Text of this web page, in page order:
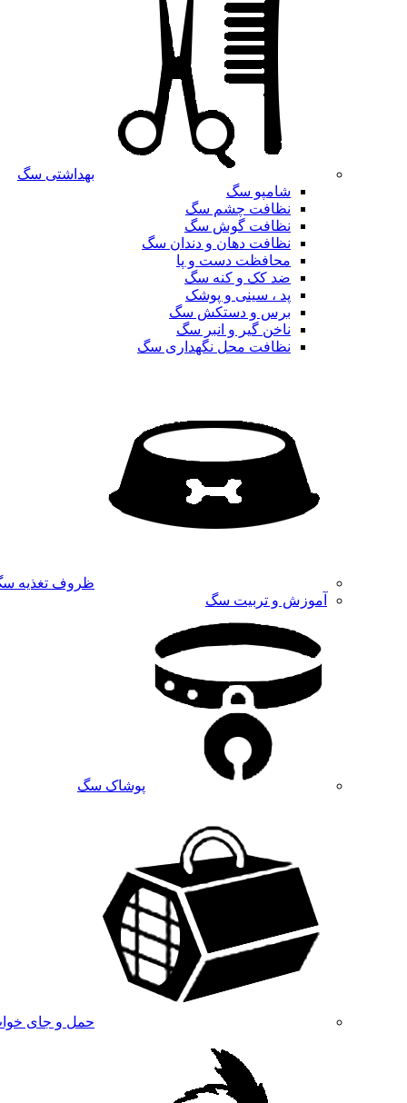
بهداشتی سگ
شامپو سگ
نظافت چشم سگ
نظافت گوش سگ
نظافت دهان و دندان سگ
محافظت دست و پا
ضد کک و کنه سگ
پد ، سینی و پوشک
برس و دستکش سگ
ناخن گیر و انبر سگ
نظافت محل نگهداری سگ
ظروف تغذیه
آموزش و تربیت سگ
پوشاک سگ
حمل و جای